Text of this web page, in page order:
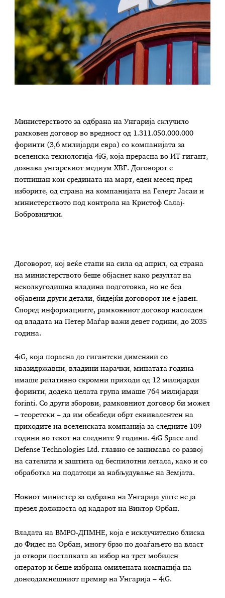
Министерството за одбрана на Унгарија склучило
рамковен договор во вредност од 1.311.050.000.000
форинти (3,6 милијарди евра) со компанијата за
вселенска технологија 4iG, која прерасна во ИТ гигант,
дознава унгарскиот медиум ХВГ. Договорот е
потпишан кон средината на март, еден месец пред
изборите, од страна на компанијата на Гелерт Јасаи и
министерството под контрола на Кристоф Салај-
Бобровнички.
Договорот, кој веќе стапи на сила од април, од страна
на министерството беше објаснет како резултат на
неколкугодишна владина подготовка, но не беа
објавени други детали, бидејќи договорот не е јавен.
Според информациите, рамковниот договор наследен
од владата на Петер Маѓар важи девет години, до 2035
година.
4iG, која порасна до гигантски димензии со
квазидржавни, владини нарачки, минатата година
имаше релативно скромни приходи од 12 милијарди
форинти, додека целата група имаше 764 милијарди
forinti. Со други зборови, рамковниот договор би можел
– теоретски – да им обезбеди обрт еквивалентен на
приходите на вселенската компанија за следните 109
години во текот на следните 9 години. 4iG Space and
Defense Technologies Ltd. главно се занимава со развој
на сателити и заштита од беспилотни летала, како и со
обработка на податоци за набљудување на Земјата.
Новиот министер за одбрана на Унгарија уште не ја
презел должноста од кадарот на Виктор Орбан.
Владата на ВМРО-ДПМНЕ, која е исклучително блиска
до Фидес на Орбан, многу брзо по доаѓањето на власт
ја отвори постапката за избор на трет мобилен
оператор и беше избрана омилената компанија на
донеодамнешниот премир на Унгарија – 4iG.